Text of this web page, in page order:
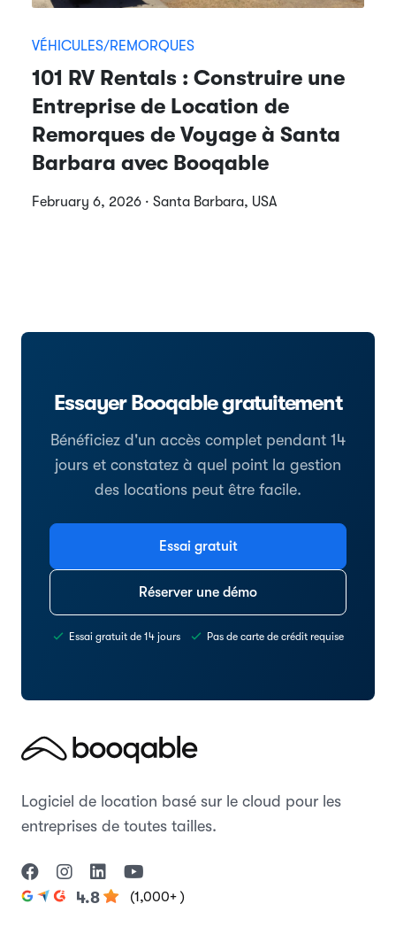
VÉHICULES/REMORQUES
101 RV Rentals : Construire une
Entreprise de Location de
Remorques de Voyage à Santa
Barbara avec Booqable
February 6, 2026 · Santa Barbara, USA
Essayer Booqable gratuitement
Bénéficiez d'un accès complet pendant 14
jours et constatez à quel point la gestion
des locations peut être facile.
Essai gratuit
Réserver une démo
Essai gratuit de 14 jours Pas de carte de crédit requise
Logiciel de location basé sur le cloud pour les
entreprises de toutes tailles.
4.8 (1,000+ )